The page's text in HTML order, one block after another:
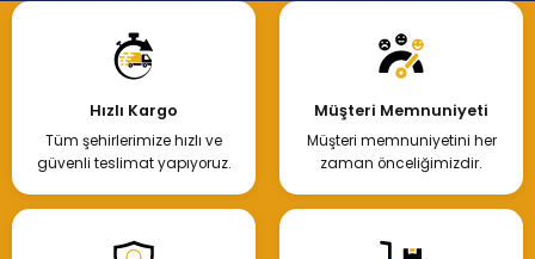
Hızlı Kargo
Tüm şehirlerimize hızlı ve
güvenli teslimat yapıyoruz.
Müşteri Memnuniyeti
Müşteri memnuniyetini her
zaman önceliğimizdir.